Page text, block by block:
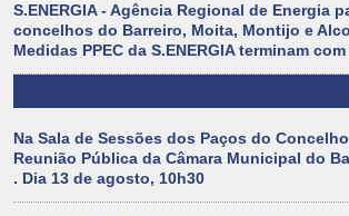
S.ENERGIA - Agência Regional de Energia
concelhos do Barreiro, Moita, Montijo e
Medidas PPEC da S.ENERGIA terminam
Na Sala de Sessões dos Paços do Concelho
Reunião Pública da Câmara Municipal do
. Dia 13 de agosto, 10h30